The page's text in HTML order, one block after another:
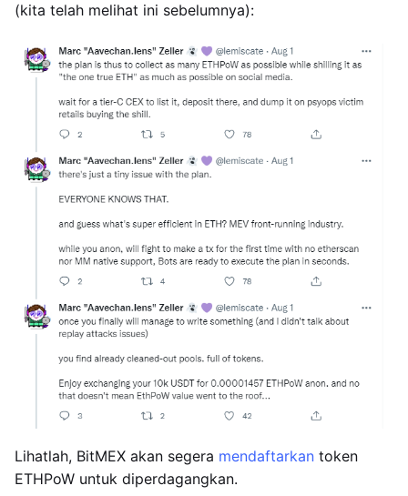
(kita telah melihat ini sebelumnya):
Lihatlah, BitMEX akan segera mendaftarkan token
ETHPoW untuk diperdagangkan.